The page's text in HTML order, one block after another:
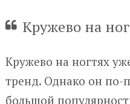
Кружево на
Кружево на ногтях
тренд. Однако он по-
большой